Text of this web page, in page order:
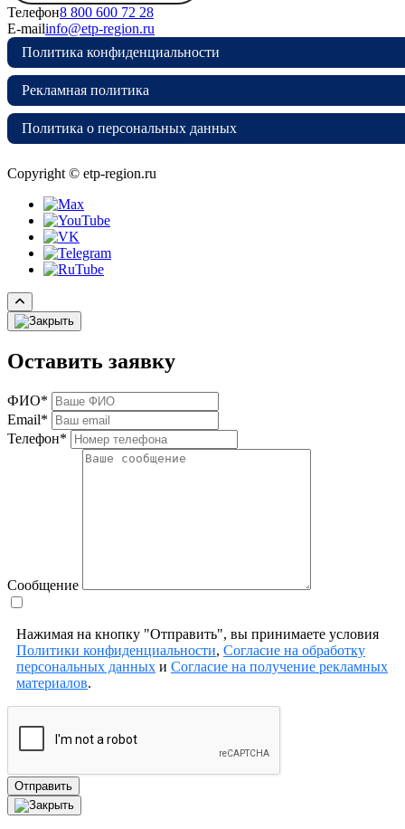
Телефон8 800 600 72 28
E-mailinfo@etp-region.ru
Политика конфиденциальности
Рекламная политика
Политика о персональных данных
Copyright © etp-region.ru
Оставить заявку
ФИО*
Email*
Телефон*
Сообщение
Нажимая на кнопку "Отправить", вы принимаете условия
Политики конфиденциальности, Согласие на обработку
персональных данных и Согласие на получение рекламных
материалов.
Отправить